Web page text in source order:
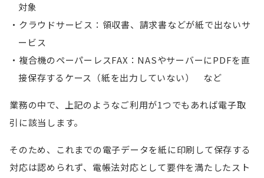
対象
クラウドサービス：領収書、請求書などが紙で出ないサ
ービス
複合機のペーパーレスFAX：NASやサーバーにPDFを直
接保存するケース（紙を出力していない） など
業務の中で、上記のようなご利用が1つでもあれば電子取
引に該当します。
そのため、これまでの電子データを紙に印刷して保存する
対応は認められず、電帳法対応として要件を満たしたスト